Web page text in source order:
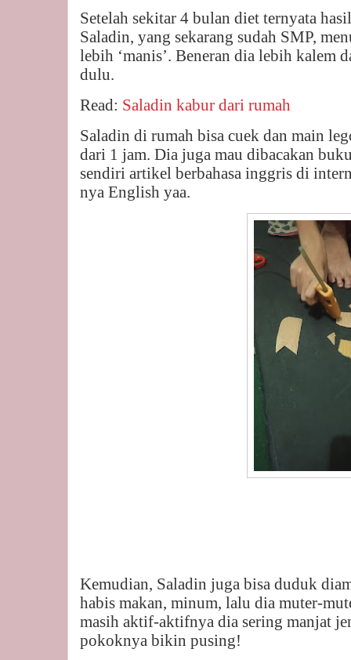
Setelah sekitar 4 bulan diet ternyata
Saladin, yang sekarang sudah SMP,
lebih ‘manis’. Beneran dia lebih kalem
dulu.
Read: Saladin kabur dari rumah
Saladin di rumah bisa cuek dan main
dari 1 jam. Dia juga mau dibacakan
sendiri artikel berbahasa inggris di
nya English yaa.
Kemudian, Saladin juga bisa duduk
habis makan, minum, lalu dia muter-
masih aktif-aktifnya dia sering manjat
pokoknya bikin pusing!